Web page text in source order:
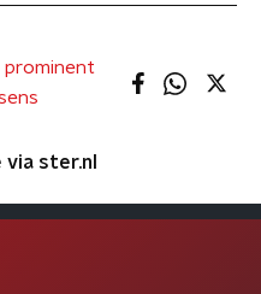
prominent
ster.nl